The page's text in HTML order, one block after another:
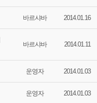
바르샤바 2014.01.16
바르샤바 2014.01.11
운영자 2014.01.03
운영자 2014.01.03